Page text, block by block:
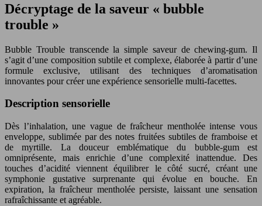
Décryptage de la saveur « bubble
trouble »
Bubble Trouble transcende la simple saveur de chewing-gum. Il
s’agit d’une composition subtile et complexe, élaborée à partir d’une
formule exclusive, utilisant des techniques d’aromatisation
innovantes pour créer une expérience sensorielle multi-facettes.
Description sensorielle
Dès l’inhalation, une vague de fraîcheur mentholée intense vous
enveloppe, sublimée par des notes fruitées subtiles de framboise et
de myrtille. La douceur emblématique du bubble-gum est
omniprésente, mais enrichie d’une complexité inattendue. Des
touches d’acidité viennent équilibrer le côté sucré, créant une
symphonie gustative surprenante qui évolue en bouche. En
expiration, la fraîcheur mentholée persiste, laissant une sensation
rafraîchissante et agréable.